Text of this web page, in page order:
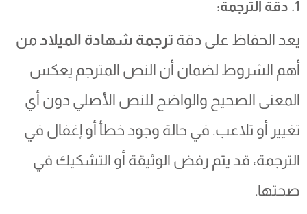
يعد الحفاظ على دقةترجمة شهادة الميلادمن
أهم الشروط لضمان أن النص المترجم يعكس
المعنى الصحيح والواضح للنص الأصلي دون أي
تغيير أو تلاعب. في حالة وجود خطأ أو إغفال في
الترجمة، قد يتم رفض الوثيقة أو التشكيك في
صحتها.